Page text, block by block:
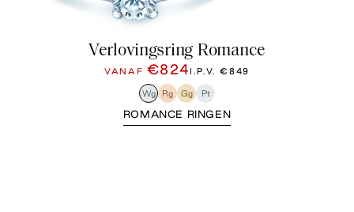
Verlovingsring Romance
VANAF €824I.P.V.€849
Wg Rg Gg Pt
ROMANCE RINGEN